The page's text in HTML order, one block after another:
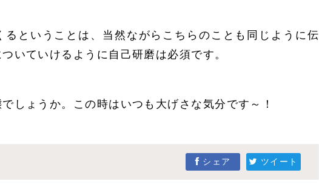
ということは、当然ながらこちらのことも同じように伝
いていけるように自己研磨は必須です。
しょうか。この時はいつも大げさな気分です～！
シェア ツイート